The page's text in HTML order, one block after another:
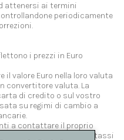
attenersi ai termini
periodicamente
i prezzi in Euro
valore Euro nella loro valuta
convertitore valuta. La
di credito o sul vostro
su regimi di cambio a
a contattare il proprio
dettagliate sui tassi